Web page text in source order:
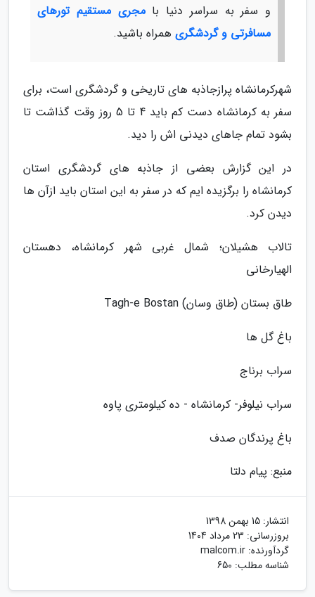
و سفر به سراسر دنیا بامجری مستقیم تورهای
مسافرتی و گردشگری همراه باشید.
شهرکرمانشاه پرازجاذبه های تاریخی و گردشگری است، برای
سفر به کرمانشاه دست کم باید 4 تا 5 روز وقت گذاشت تا
بشود تمام جاهای دیدنی اش را دید.
در این گزارش بعضی از جاذبه های گردشگری استان
کرمانشاه را برگزیده ایم که در سفر به این استان باید ازآن ها
دیدن کرد.
تالاب هشیلان؛ شمال غربی شهر کرمانشاه، دهستان
الهیارخانی
طاق بستان (طاق وسان) Tagh-e Bostan
باغ گل ها
سراب برناج
سراب نیلوفر- کرمانشاه - ده کیلومتری پاوه
باغ پرندگان صدف
منبع: پیام دلتا
انتشار: 15 بهمن 1398
بروزرسانی: 23 مرداد 1404
گردآورنده: malcom.ir
شناسه مطلب: 650